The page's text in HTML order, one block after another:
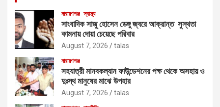
নারায়ণগঞ্জ স্বাস্থ্য
সাংবাদিক সাজু হোসেন ডেঙ্গু জ্বরে আক্রান্ত সুস্থতা
কামনায় দোয়া চেয়েছে পরিবার
August 7, 2026 talas
নারায়ণগঞ্জ
সহযাত্রী মানবকল্যান ফাউন্ডেশনের পক্ষ থেকে অসহায় ও
দুঃস্থ মানুষের মাঝে উপহার
August 7, 2026 talas